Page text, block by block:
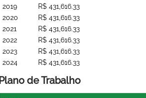
2019
2020
2021
2022
2023
2024
R$ 431,616.33
R$ 431,616.33
R$ 431,616.33
R$ 431,616.33
R$ 431,616.33
R$ 431,616.33
Plano de Trabalho